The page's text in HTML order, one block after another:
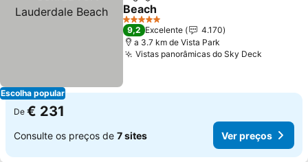
Escolha popular
Beach
5 Estrelas
9,2 Excelente
4.170
a 3.7 km de Vista Park
Vistas panorâmicas do Sky Deck
De € 231
Consulte os preços de 7 sites Ver preços